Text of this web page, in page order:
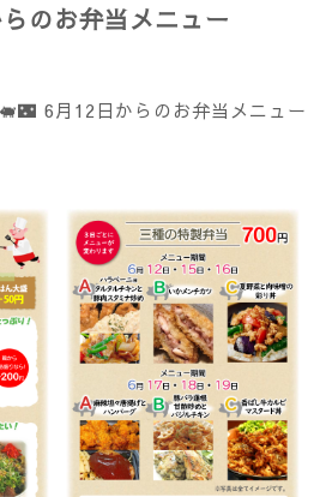
のお弁当メニュー
6月12日からのお弁当メニュー